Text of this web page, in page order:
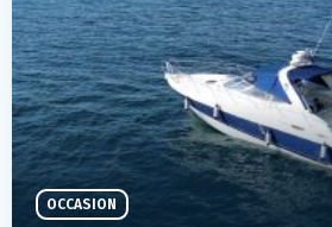
OCCASION